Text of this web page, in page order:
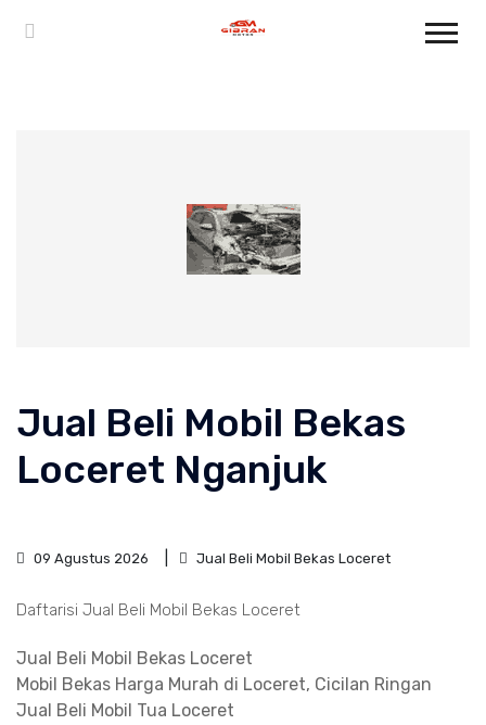
Jual Beli Mobil Bekas
Loceret Nganjuk
09 Agustus 2026 Jual Beli Mobil Bekas Loceret
Daftarisi Jual Beli Mobil Bekas Loceret
Jual Beli Mobil Bekas Loceret
Mobil Bekas Harga Murah di Loceret, Cicilan Ringan
Jual Beli Mobil Tua Loceret